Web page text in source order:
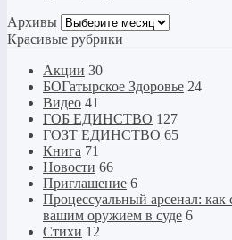
Архивы Архивы
Красивые рубрики
Акции 30
БОГатырское Здоровье 24
Видео 41
ГОБ ЕДИНСТВО 127
ГОЗТ ЕДИНСТВО 65
Книга 71
Новости 66
Приглашение 6
Процессуальный арсенал: как
вашим оружием в суде 6
Стихи 12